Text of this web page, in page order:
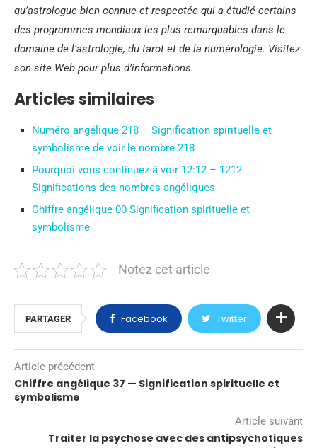
qu’astrologue bien connue et respectée qui a étudié certains
des programmes mondiaux les plus remarquables dans le
domaine de l’astrologie, du tarot et de la numérologie. Visitez
son site Web pour plus d’informations.
Articles similaires
Numéro angélique 218 – Signification spirituelle et
symbolisme de voir le nombre 218
Pourquoi vous continuez à voir 12:12 – 1212
Significations des nombres angéliques
Chiffre angélique 00 Signification spirituelle et
symbolisme
Notez cet article
PARTAGER Facebook Twitter
Article précédent
Chiffre angélique 37 — Signification spirituelle et
symbolisme
Article suivant
Traiter la psychose avec des antipsychotiques